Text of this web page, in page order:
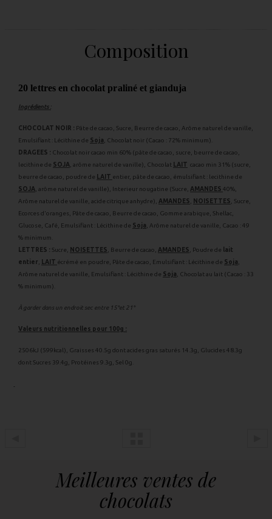
Composition
20 lettres en chocolat praliné et gianduja
Ingrédients :
CHOCOLAT NOIR : Pâte de cacao, Sucre, Beurre de cacao, Arôme naturel de vanille,
Emulsifiant : Lécithine de Soja , Chocolat noir (Cacao : 72% minimum).
DRAGEES : Chocolat noir cacao min 60% (pâte de cacao, sucre, beurre de cacao,
lecithine de SOJA , arôme naturel de vanille), Chocolat LAIT cacao min 31% (sucre,
beurre de cacao, poudre de
LAIT entier, pâte de cacao, émulsifiant : lecithine de
SOJA , arôme naturel de vanille), Interieur nougatine (Sucre, AMANDES 40%,
Arôme naturel de vanille, acide citrique anhydre), AMANDES NOISETTES , Sucre,
Ecorces d'oranges, Pâte de cacao, Beurre de cacao, Gomme arabique, Shellac,
Glucose, Café, Emulsifiant : Lécithine de Soja , Arôme naturel de vanille, Cacao : 49
% minimum.
LETTRES : Sucre, NOISETTES , Beurre de cacao, AMANDES , Poudre de
lait
entier
LAIT écrémé en poudre, Pâte de cacao, Emulsifiant : Lécithine de Soja
Arôme naturel de vanille, Emulsifiant : Lécithine de Soja , Chocolat au lait (Cacao : 33
% minimum).
À garder dans un endroit sec entre 15°et 21°
Valeurs nutritionnelles pour 100g :
2506kJ (599kcal), Graisses 40.5g dont acides gras saturés 14.3g, Glucides 48.3g
dont Sucres 39.4g, Protéines 9.3g, Sel 0g.
Meilleures ventes de
chocolats